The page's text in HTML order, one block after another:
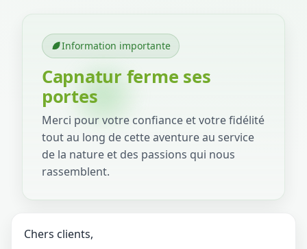
Information importante
Capnatur ferme ses
portes
Merci pour votre confiance et votre fidélité
tout au long de cette aventure au service
de la nature et des passions qui nous
rassemblent.
Chers clients,